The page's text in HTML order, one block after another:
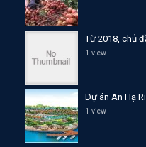
Từ 2018, chủ
1 view
Dự án An Hạ
1 view